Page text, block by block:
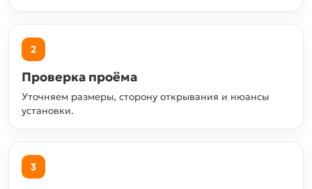
2
Проверка проёма
Уточняем размеры, сторону открывания и нюансы
установки.
3